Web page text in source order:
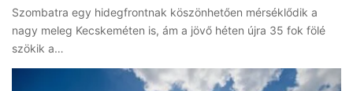
Szombatra egy hidegfrontnak köszönhetően mérséklődik a
nagy meleg Kecskeméten is, ám a jövő héten újra 35 fok fölé
szökik a…